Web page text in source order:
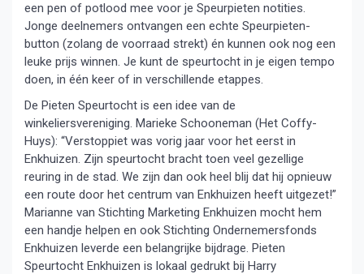
een pen of potlood mee voor je Speurpieten notities.
Jonge deelnemers ontvangen een echte Speurpieten-
button (zolang de voorraad strekt) én kunnen ook nog een
leuke prijs winnen. Je kunt de speurtocht in je eigen tempo
doen, in één keer of in verschillende etappes.
De Pieten Speurtocht is een idee van de
winkeliersvereniging. Marieke Schooneman (Het Coffy-
Huys): “Verstoppiet was vorig jaar voor het eerst in
Enkhuizen. Zijn speurtocht bracht toen veel gezellige
reuring in de stad. We zijn dan ook heel blij dat hij opnieuw
een route door het centrum van Enkhuizen heeft uitgezet!”
Marianne van Stichting Marketing Enkhuizen mocht hem
een handje helpen en ook Stichting Ondernemersfonds
Enkhuizen leverde een belangrijke bijdrage. Pieten
Speurtocht Enkhuizen is lokaal gedrukt bij Harry